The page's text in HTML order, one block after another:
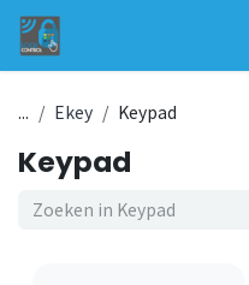
... Ekey Keypad
Keypad